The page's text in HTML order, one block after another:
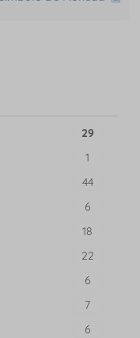
29
1
44
6
18
22
6
7
6